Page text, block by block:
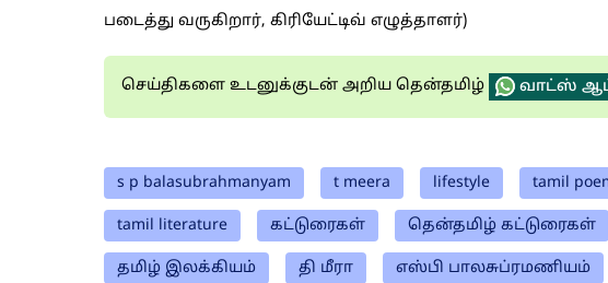
படைத்து வருகிறார், கிரியேட்டிவ் எழுத்தாளர்)
செய்திகளை உடனுக்குடன் அறிய தென்தமிழ் வாட்ஸ்
s p balasubrahmanyam t meera lifestyle tamil
tamil literature கட்டுரைகள் தென்தமிழ் கட்டுரைகள்
தமிழ் இலக்கியம் தி மீரா எஸ்பி பாலசுப்ரமணியம்